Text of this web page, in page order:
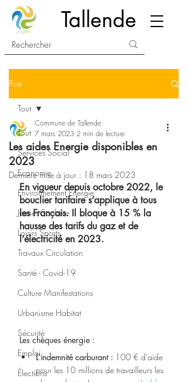
Tallende
Post
Tout
Services Social
Economie
Environnement Energie
Jeunes Scolaire
Loisirs Sports
Travaux Circulation
Santé - Covid-19
Culture Manifestations
Urbanisme Habitat
Sécurité
Emploi
Élections
Tout
Les aides Energie disponibles en
2023
Commune de Tallende
7 mars 2023 2 min de lecture
Dernière mise à jour : 18 mars 2023
En vigueur depuis octobre 2022, le
bouclier tarifaire s’applique à tous
les Français. Il bloque à 15 % la
hausse des tarifs du gaz et de
l’électricité en 2023.
Les chèques énergie :
L’indemnité carburant : 100 € d’aide
pour les 10 millions de travailleurs les